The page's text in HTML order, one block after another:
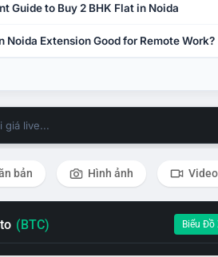
Guide to Buy 2 BHK Flat in Noida
Noida Extension Good for Remote Work?
giá live...
bản Hình ảnh Video
(BTC) Biểu Đồ